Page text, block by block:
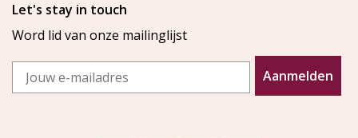
Let's stay in touch
Word lid van onze mailinglijst
Email
Aanmelden